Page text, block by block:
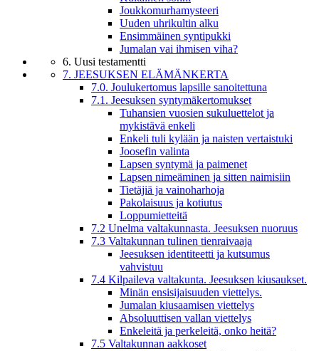
Joukkomurhamysteeri
Uuden uhrikultin alku
Ensimmäinen syntipukki
Jumalan vai ihmisen viha?
6. Uusi testamentti
7. JEESUKSEN ELÄMÄNKERTA
7.0. Joulukertomus lapsille sanoitettuna
7.1. Jeesuksen syntymäkertomukset
Tuhansien vuosien sukuluettelot ja
mykistävä enkeli
Enkeli tuli kylään ja naisten vertaistuki
Joosefin valinta
Lapsen syntymä ja paimenet
Lapsen nimeäminen ja sitten naimisiin
Tietäjiä ja vainoharhoja
Pakolaisuus ja kotiutus
Loppumietteitä
7.2 Unelma valtakunnasta. Jeesuksen nuoruus
7.3 Valtakunnan tulinen tienraivaaja
Jeesuksen identiteetti ja kutsumus
vahvistuu
7.4 Kilpaileva valtakunta. Jeesuksen kiusaukset.
Minän ensisijaisuuden viettelys.
Jumalan kiusaamisen viettelys
Absoluuttisen vallan viettelys
Enkeleitä ja perkeleitä, onko heitä?
7.5 Valtakunnan aakkoset